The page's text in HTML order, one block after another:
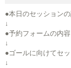
●本日のセッション
↓
●予約フォームの内
↓
●ゴールに向けてセ
↓